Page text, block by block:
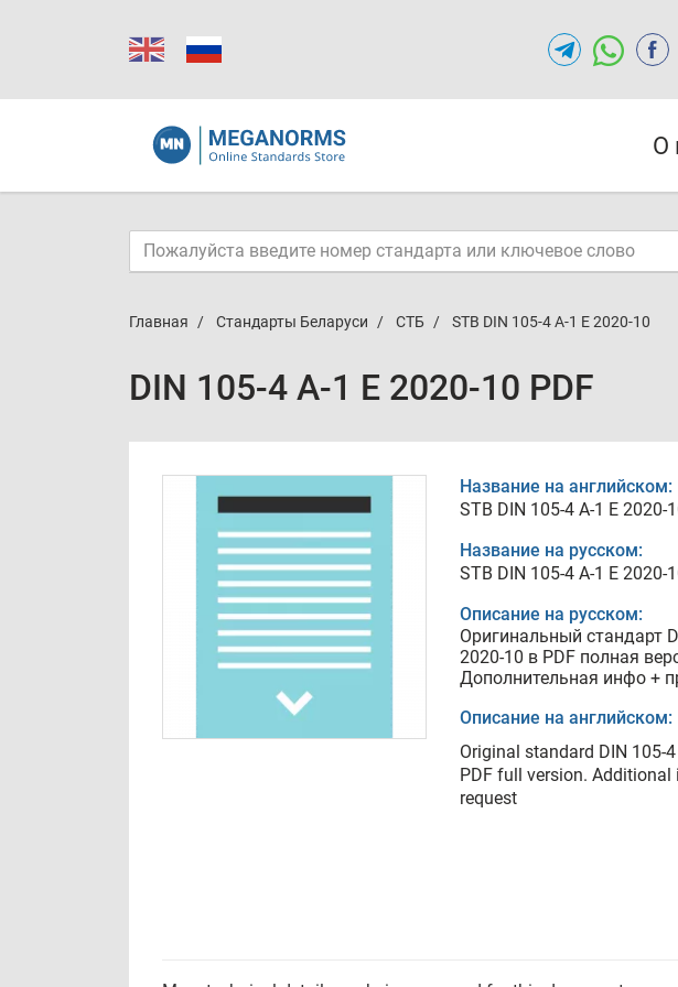
О
Главная Стандарты Беларуси СТБ STB DIN 105-4 A-1 E 2020-10
DIN 105-4 A-1 E 2020-10 PDF
Название на английском:
STB DIN 105-4 A-1 E 2020-
Название на русском:
STB DIN 105-4 A-1 E 2020-
Описание на русском:
Оригинальный стандарт
2020-10 в PDF полная
Дополнительная инфо +
Описание на английском:
Original standard DIN 105-
PDF full version. Additional
request